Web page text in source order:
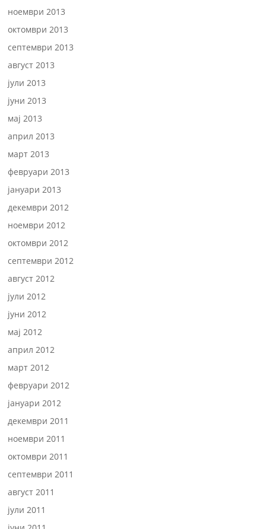
ноември 2013
октомври 2013
септември 2013
август 2013
јули 2013
јуни 2013
мај 2013
април 2013
март 2013
февруари 2013
јануари 2013
декември 2012
ноември 2012
октомври 2012
септември 2012
август 2012
јули 2012
јуни 2012
мај 2012
април 2012
март 2012
февруари 2012
јануари 2012
декември 2011
ноември 2011
октомври 2011
септември 2011
август 2011
јули 2011